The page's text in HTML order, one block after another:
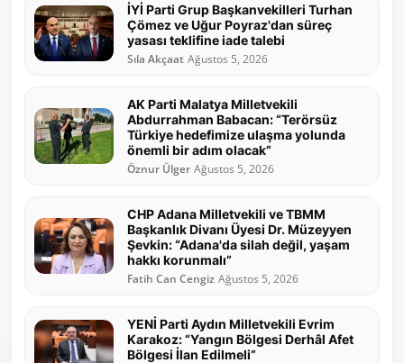
İYİ Parti Grup Başkanvekilleri Turhan
Çömez ve Uğur Poyraz'dan süreç
yasası teklifine iade talebi
Sıla Akçaat Ağustos 5, 2026
AK Parti Malatya Milletvekili
Abdurrahman Babacan: “Terörsüz
Türkiye hedefimize ulaşma yolunda
önemli bir adım olacak”
Öznur Ülger Ağustos 5, 2026
CHP Adana Milletvekili ve TBMM
Başkanlık Divanı Üyesi Dr. Müzeyyen
Şevkin: “Adana'da silah değil, yaşam
hakkı korunmalı”
Fatih Can Cengiz Ağustos 5, 2026
YENİ Parti Aydın Milletvekili Evrim
Karakoz: “Yangın Bölgesi Derhâl Afet
Bölgesi İlan Edilmeli”